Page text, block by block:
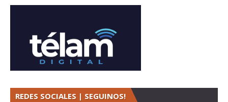
REDES SOCIALES | SEGUINOS!